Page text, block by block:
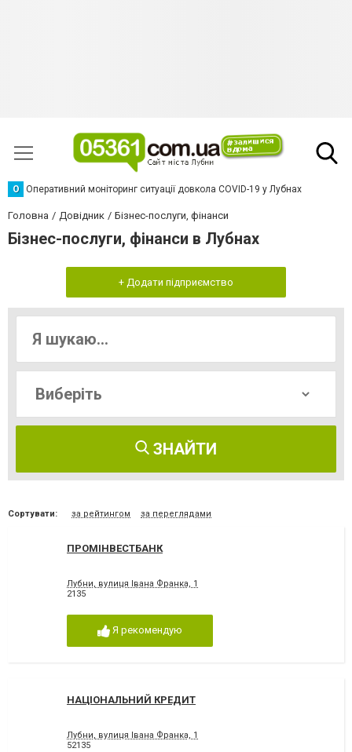
О Оперативний моніторинг ситуації довкола COVID-19 у Лубнах
Головна Довідник Бізнес-послуги, фінанси
Бізнес-послуги, фінанси в Лубнах
+ Додати підприємство
ЗНАЙТИ
Сортувати: за рейтингом за переглядами
ПРОМІНВЕСТБАНК
Лубни, вулиця Івана Франка, 1
2135
Я рекомендую
НАЦІОНАЛЬНИЙ КРЕДИТ
Лубни, вулиця Івана Франка, 1
52135